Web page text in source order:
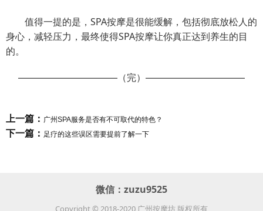
值得一提的是，SPA按摩是很能缓解，包括彻底放松人的
身心，减轻压力，最终使得SPA按摩让你真正达到养生的目
的。
（完）
上一篇： 广州SPA服务是否有不可取代的特色？
下一篇： 足疗的这些误区需要提前了解一下
微信： zuzu9525
Copyright © 2018-2020 广州按摩坊 版权所有